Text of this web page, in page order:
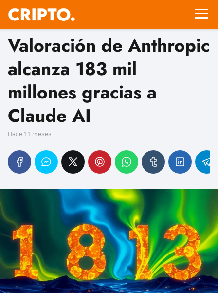
Valoración de Anthropic
alcanza 183 mil
millones gracias a
Claude AI
hace 11 meses